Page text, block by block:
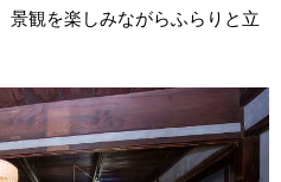
景観を楽しみながらふらりと立